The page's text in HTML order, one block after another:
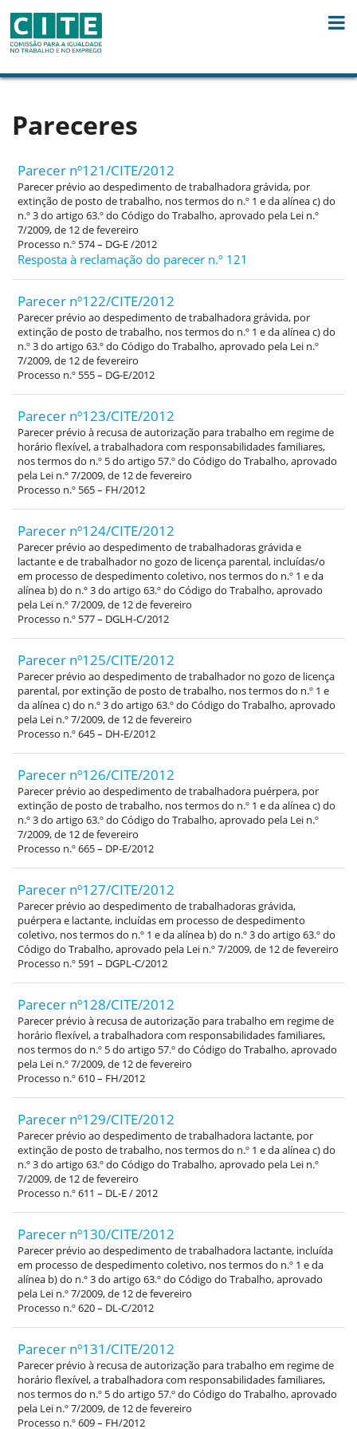
Pareceres
Parecer nº121/CITE/2012
Parecer prévio ao despedimento de trabalhadora grávida, por
extinção de posto de trabalho, nos termos do n.º 1 e da alínea c) do
n.º 3 do artigo 63.º do Código do Trabalho, aprovado pela Lei n.º
7/2009, de 12 de fevereiro
Processo n.º 574 – DG-E /2012
Resposta à reclamação do parecer n.º 121
Parecer nº122/CITE/2012
Parecer prévio ao despedimento de trabalhadora grávida, por
extinção de posto de trabalho, nos termos do n.º 1 e da alínea c) do
n.º 3 do artigo 63.º do Código do Trabalho, aprovado pela Lei n.º
7/2009, de 12 de fevereiro
Processo n.º 555 – DG-E/2012
Parecer nº123/CITE/2012
Parecer prévio à recusa de autorização para trabalho em regime de
horário flexível, a trabalhadora com responsabilidades familiares,
nos termos do n.º 5 do artigo 57.º do Código do Trabalho, aprovado
pela Lei n.º 7/2009, de 12 de fevereiro
Processo n.º 565 – FH/2012
Parecer nº124/CITE/2012
Parecer prévio ao despedimento de trabalhadoras grávida e
lactante e de trabalhador no gozo de licença parental, incluídas/o
em processo de despedimento coletivo, nos termos do n.º 1 e da
alínea b) do n.º 3 do artigo 63.º do Código do Trabalho, aprovado
pela Lei n.º 7/2009, de 12 de fevereiro
Processo n.º 577 – DGLH-C/2012
Parecer nº125/CITE/2012
Parecer prévio ao despedimento de trabalhador no gozo de licença
parental, por extinção de posto de trabalho, nos termos do n.º 1 e
da alínea c) do n.º 3 do artigo 63.º do Código do Trabalho, aprovado
pela Lei n.º 7/2009, de 12 de fevereiro
Processo n.º 645 – DH-E/2012
Parecer nº126/CITE/2012
Parecer prévio ao despedimento de trabalhadora puérpera, por
extinção de posto de trabalho, nos termos do n.º 1 e da alínea c) do
n.º 3 do artigo 63.º do Código do Trabalho, aprovado pela Lei n.º
7/2009, de 12 de fevereiro
Processo n.º 665 – DP-E/2012
Parecer nº127/CITE/2012
Parecer prévio ao despedimento de trabalhadoras grávida,
puérpera e lactante, incluídas em processo de despedimento
coletivo, nos termos do n.º 1 e da alínea b) do n.º 3 do artigo 63.º do
Código do Trabalho, aprovado pela Lei n.º 7/2009, de 12 de fevereiro
Processo n.º 591 – DGPL-C/2012
Parecer nº128/CITE/2012
Parecer prévio à recusa de autorização para trabalho em regime de
horário flexível, a trabalhadora com responsabilidades familiares,
nos termos do n.º 5 do artigo 57.º do Código do Trabalho, aprovado
pela Lei n.º 7/2009, de 12 de fevereiro
Processo n.º 610 – FH/2012
Parecer nº129/CITE/2012
Parecer prévio ao despedimento de trabalhadora lactante, por
extinção de posto de trabalho, nos termos do n.º 1 e da alínea c) do
n.º 3 do artigo 63.º do Código do Trabalho, aprovado pela Lei n.º
7/2009, de 12 de fevereiro
Processo n.º 611 – DL-E / 2012
Parecer nº130/CITE/2012
Parecer prévio ao despedimento de trabalhadora lactante, incluída
em processo de despedimento coletivo, nos termos do n.º 1 e da
alínea b) do n.º 3 do artigo 63.º do Código do Trabalho, aprovado
pela Lei n.º 7/2009, de 12 de fevereiro
Processo n.º 620 – DL-C/2012
Parecer nº131/CITE/2012
Parecer prévio à recusa de autorização para trabalho em regime de
horário flexível, a trabalhadora com responsabilidades familiares,
nos termos do n.º 5 do artigo 57.º do Código do Trabalho, aprovado
pela Lei n.º 7/2009, de 12 de fevereiro
Processo n.º 609 – FH/2012